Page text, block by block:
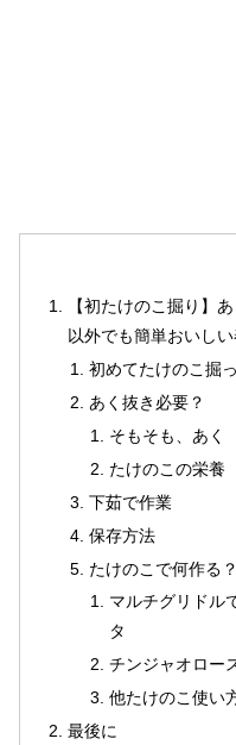
【初たけのこ掘り】
以外でも簡単おいし
初めてたけのこ掘
あく抜き必要？
そもそも、あく
たけのこの栄養
下茹で作業
保存方法
たけのこで何作る？
マルチグリドル
タ
チンジャオロー
他たけのこ使い
最後に